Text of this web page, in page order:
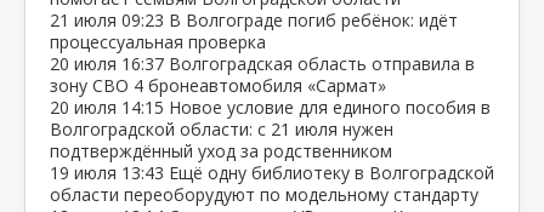
21 июля 09:23 В Волгограде погиб ребёнок: идёт
процессуальная проверка
20 июля 16:37 Волгоградская область отправила в
зону СВО 4 бронеавтомобиля «Сармат»
20 июля 14:15 Новое условие для единого пособия в
Волгоградской области: с 21 июля нужен
подтверждённый уход за родственником
19 июля 13:43 Ещё одну библиотеку в Волгоградской
области переоборудуют по модельному стандарту